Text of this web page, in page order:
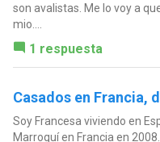
son avalistas. Me lo voy a
mio....
1 respuesta
Casados en Francia,
Soy Francesa viviendo en
Marroquí en Francia en